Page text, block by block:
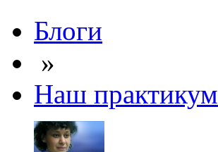
Блоги
»
Наш практикум